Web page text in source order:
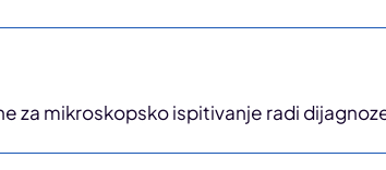
za mikroskopsko ispitivanje radi